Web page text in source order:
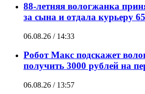
88-летняя вологжанка
за сына и отдала курьеру
06.08.26 / 14:33
Робот Макс подскажет
получить 3000 рублей на
06.08.26 / 13:57